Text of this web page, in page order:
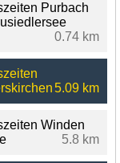
Purbach
0.74 km
5.09 km
Winden
5.8 km